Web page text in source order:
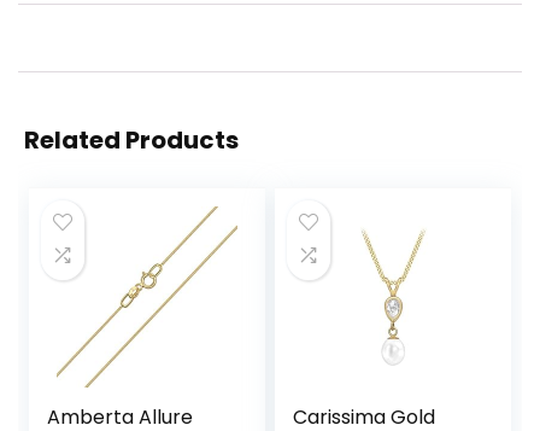
Related Products
Amberta Allure
Carissima Gold